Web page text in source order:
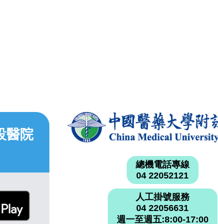
醫院
總機電話專線
04 22052121
人工掛號服務
04 22056631
週一至週五:8:00-17:00